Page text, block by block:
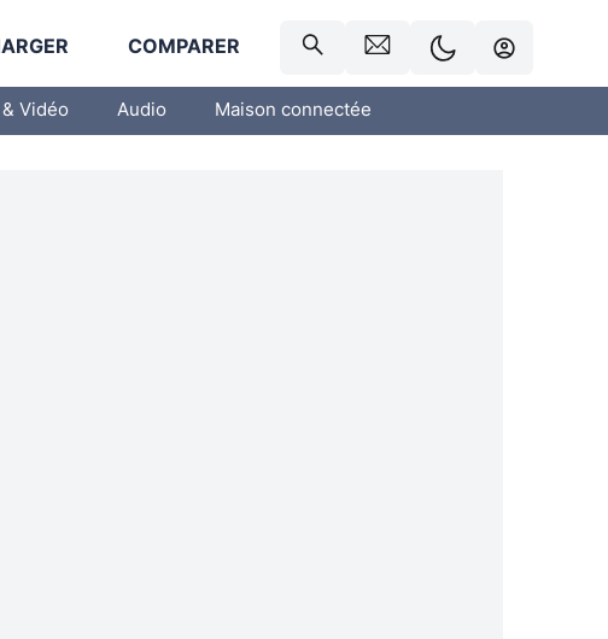
COMPARER
& Vidéo Audio Maison connectée